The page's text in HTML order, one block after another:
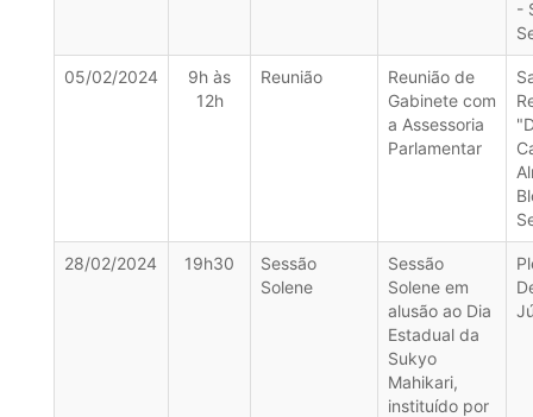
-
05/02/2024
9h às
12h
Reunião
Reunião de
Gabinete com
a Assessoria
Parlamentar
28/02/2024 19h30
Sessão
Solene
Sessão
Solene em
alusão ao Dia
Estadual da
Sukyo
Mahikari,
instituído por